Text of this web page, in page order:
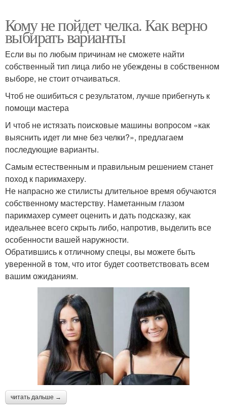
Кому не пойдет челка. Как верно
выбирать варианты
Если вы по любым причинам не сможете найти
собственный тип лица либо не убеждены в собственном
выборе, не стоит отчаиваться.
Чтоб не ошибиться с результатом, лучше прибегнуть к
помощи мастера
И чтоб не истязать поисковые машины вопросом «как
выяснить идет ли мне без челки?», предлагаем
последующие варианты.
Самым естественным и правильным решением станет
поход к парикмахеру.
Не напрасно же стилисты длительное время обучаются
собственному мастерству. Наметанным глазом
парикмахер сумеет оценить и дать подсказку, как
идеальнее всего скрыть либо, напротив, выделить все
особенности вашей наружности.
Обратившись к отличному спецы, вы можете быть
уверенной в том, что итог будет соответствовать всем
вашим ожиданиям.
читать дальше →